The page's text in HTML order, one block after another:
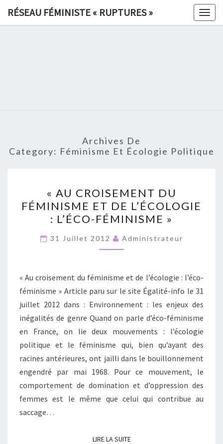
RÉSEAU FÉMINISTE « RUPTURES »
»
Archives De
Category: Féminisme Et Écologie Politique
CROISEMENT
DU
FÉMINISME
ET
DE
:
L’ÉCO-
FÉMINISME »
« AU CROISEMENT DU
FÉMINISME ET DE L’ÉCOLOGIE
: L’ÉCO-FÉMINISME »
31 Juillet 2012 Administrateur
« Au croisement du féminisme et de l’écologie : l’éco-
féminisme » Article paru sur le site Égalité-info le 31
juillet 2012 dans : Environnement : les enjeux des
inégalités de genre Quand on parle d’éco-féminisme
en France, on lie deux mouvements : l’écologie
politique et le féminisme qui, bien qu’ayant des
racines antérieures, ont jailli dans le bouillonnement
engendré par mai 1968. Pour ce mouvement, le
comportement de domination et d’oppression des
femmes est le même que celui qui contribue au
saccage…
LIRE LA SUITELIRE LA SUITE